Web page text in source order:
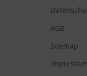
AGB
Sitemap